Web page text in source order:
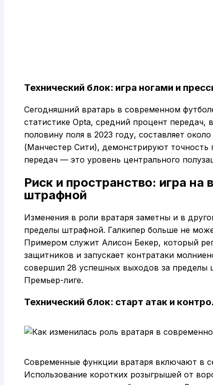
Технический блок: игра ногами и
Сегодняшний вратарь в современном
статистике Opta, средний процент
половину поля в 2023 году, составляет
(Манчестер Сити), демонстрируют
передач — это уровень центрального
Риск и пространство: игра
штрафной
Изменения в роли вратаря заметны и в
пределы штрафной. Галкипер больше не
Примером служит Алисон Бекер, который
защитников и запускает контратаки
совершил 28 успешных выходов за пределы
Премьер-лиге.
Технический блок: старт атак и
Современные функции вратаря включают в
Использование коротких розыгрышей от